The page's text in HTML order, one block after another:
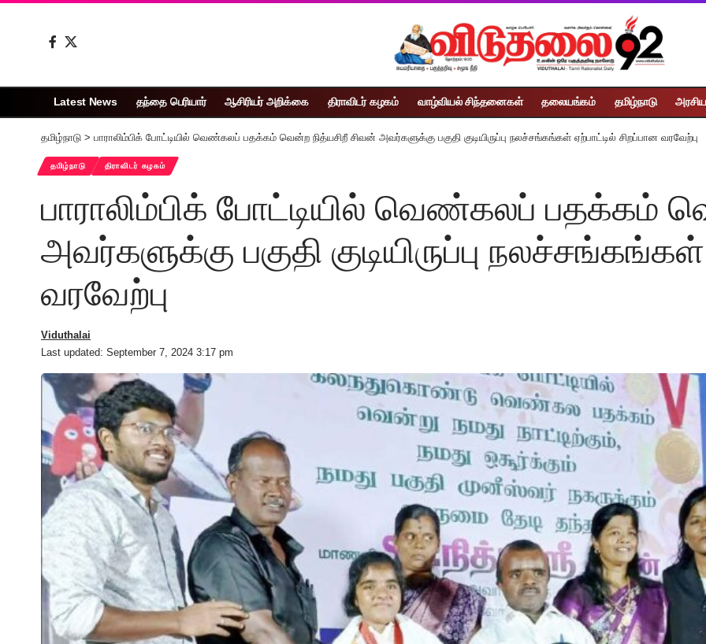
Latest News தந்தை பெரியார் ஆசிரியர் அறிக்கை திராவிடர் கழகம் வாழ்வியல் சிந்தனைகள் தலையங்கம் தமிழ்நாடு
தமிழ்நாடு > பாராலிம்பிக் போட்டியில் வெண்கலப் பதக்கம் வென்ற நித்யசிறீ சிவன் அவர்களுக்கு பகுதி குடியிருப்பு நலச்சங்கங்கள் ஏற்பாட்டில் சிறப்பான வரவேற்பு
தமிழ்நாடு திராவிடர் கழகம்
பாராலிம்பிக் போட்டியில் வெண்கலப் பதக்கம்
அவர்களுக்கு பகுதி குடியிருப்பு
வரவேற்பு
Last updated: September 7, 2024 3:17 pm
Viduthalai